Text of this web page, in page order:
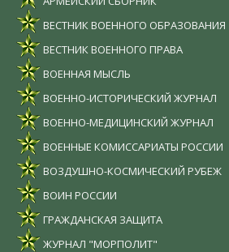
ВЕСТНИК ВОЕННОГО ОБРАЗОВАНИЯ
ВЕСТНИК ВОЕННОГО ПРАВА
ВОЕННАЯ МЫСЛЬ
ВОЕННО-ИСТОРИЧЕСКИЙ ЖУРНАЛ
ВОЕННО-МЕДИЦИНСКИЙ ЖУРНАЛ
ВОЕННЫЕ КОМИССАРИАТЫ РОССИИ
ВОЗДУШНО-КОСМИЧЕСКИЙ РУБЕЖ
ВОИН РОССИИ
ГРАЖДАНСКАЯ ЗАЩИТА
ЖУРНАЛ "МОРПОЛИТ"